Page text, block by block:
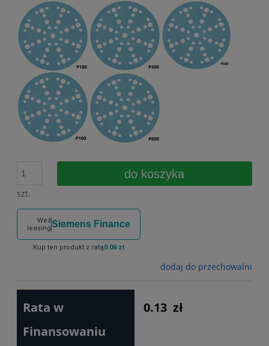
szt.
do koszyka
Weź
leasingSiemens Finance
Kup ten produkt z ratą0.06 zł
dodaj do przechowalni
Rata w
Finansowaniu
0.13 zł